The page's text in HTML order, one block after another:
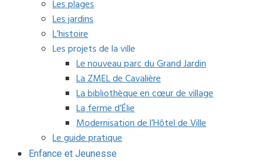
Les plages
Les jardins
L’histoire
Les projets de la ville
Le nouveau parc du Grand Jardin
La ZMEL de Cavalière
La bibliothèque en cœur de village
La ferme d’Élie
Modernisation de l’Hôtel de Ville
Le guide pratique
Enfance et Jeunesse